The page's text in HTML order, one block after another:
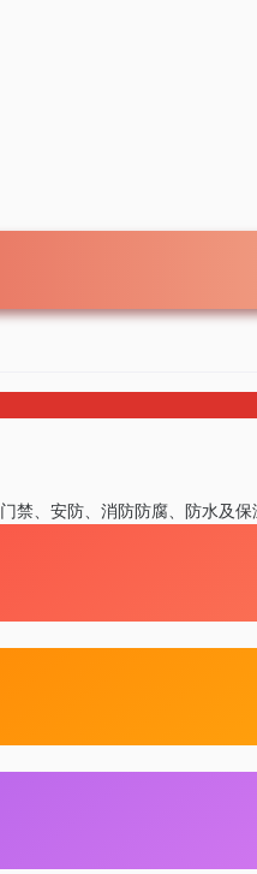
门禁、安防、消防防腐、防水及保